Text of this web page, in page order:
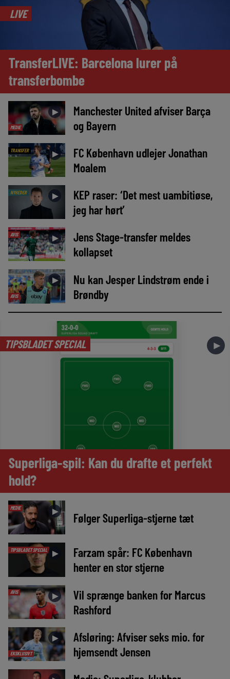
LIVE
TransferLIVE: Barcelona lurer på
transferbombe
MEDIE
►
Manchester United afviser Barça
og Bayern
TRANSFER ►
FC København udlejer Jonathan
Moalem
NYHEDER ►
KEP raser: ‘Det mest uambitiøse,
jeg har hørt’
AVIS ►
Jens Stage-transfer meldes
kollapset
AVIS
►
Nu kan Jesper Lindstrøm ende i
Brøndby
TIPSBLADET SPECIAL ►
Superliga-spil: Kan du drafte et perfekt
hold?
MEDIE ► Følger Superliga-stjerne tæt
TIPSBLADET SPECIAL ►
Farzam spår: FC København
henter en stor stjerne
AVIS ►
Vil sprænge banken for Marcus
Rashford
EKSKLUSIVT
►
Afsløring: Afviser seks mio. for
hjemsendt Jensen